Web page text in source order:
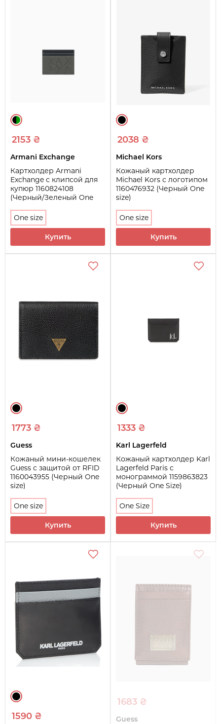
2153 ₴
Armani Exchange
Картхолдер Armani
Exchange с клипсой для
купюр 1160824108
(Черный/Зеленый One
One size
Купить
2038 ₴
Michael Kors
Кожаный картхолдер
Michael Kors с логотипом
1160476932 (Черный One
size)
One size
Купить
1773 ₴
Guess
Кожаный мини-кошелек
Guess с защитой от RFID
1160043955 (Черный One
size)
One size
Купить
1333 ₴
Karl Lagerfeld
Кожаный картхолдер Karl
Lagerfeld Paris с
монограммой 1159863823
(Черный One Size)
One Size
Купить
1590 ₴
1683 ₴
Guess